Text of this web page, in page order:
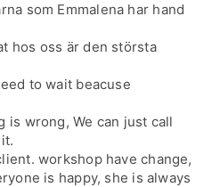
som Emmalena har hand
hos oss är den största
to wait beacuse
is wrong, We can just call
workshop have change,
is happy, she is always